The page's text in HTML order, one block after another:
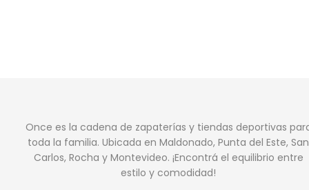
Once es la cadena de zapaterías y tiendas deportivas
toda la familia. Ubicada en Maldonado, Punta del Este, San
Carlos, Rocha y Montevideo. ¡Encontrá el equilibrio entre
estilo y comodidad!